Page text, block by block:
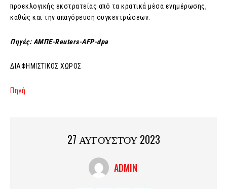
προεκλογικής εκστρατείας από τα κρατικά μέσα ενημέρωσης,
καθώς και την απαγόρευση συγκεντρώσεων.
Πηγές: ΑΜΠΕ-Reuters-AFP-dpa
ΔΙΑΦΗΜΙΣΤΙΚΟΣ ΧΩΡΟΣ
Πηγή
27 ΑΥΓΟΥΣΤΟΥ 2023
ADMIN